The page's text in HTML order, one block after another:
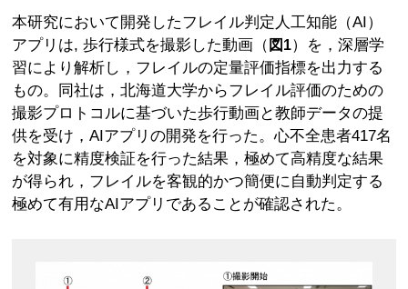
本研究において開発したフレイル判定人工知能（AI）
アプリは, 歩行様式を撮影した動画（ 図1）を，深層学
習により解析し，フレイルの定量評価指標を出力する
もの。同社は，北海道大学からフレイル評価のための
撮影プロトコルに基づいた歩行動画と教師データの提
供を受け，AIアプリの開発を行った。心不全患者417名
を対象に精度検証を行った結果，極めて高精度な結果
が得られ，フレイルを客観的かつ簡便に自動判定する
極めて有用なAIアプリであることが確認された。